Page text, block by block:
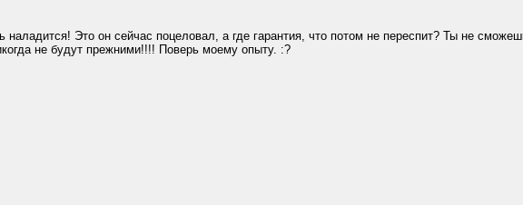
наладится! Это он сейчас поцеловал, а где гарантия, что потом не переспит? Ты не
не будут прежними!!!! Поверь моему опыту. :?